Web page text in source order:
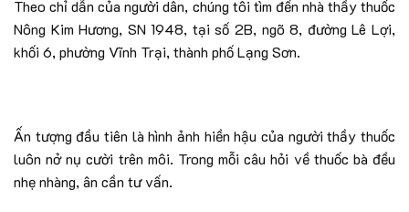
Theo chỉ dẫn của người dân, chúng tôi tìm đến nhà thầy thuốc
Nông Kim Hương, SN 1948, tại số 2B, ngõ 8, đường Lê Lợi,
khối 6, phường Vĩnh Trại, thành phố Lạng Sơn.
Ấn tượng đầu tiên là hình ảnh hiền hậu của người thầy thuốc
luôn nở nụ cười trên môi. Trong mỗi câu hỏi về thuốc bà đều
nhẹ nhàng, ân cần tư vấn.